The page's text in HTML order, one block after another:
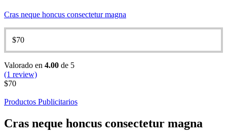
Cras neque honcus consectetur magna
$70
Valorado en 4.00 de 5
(1 review)
$70
Productos Publicitarios
Cras neque honcus consectetur magna